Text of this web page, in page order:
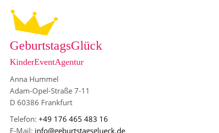
GeburtstagsGlück
KinderEventAgentur
Anna Hummel
Adam-Opel-Straße 7-11
D 60386 Frankfurt
Telefon: +49 176 465 483 16
E-Mail: info@geburtstagsglueck.de